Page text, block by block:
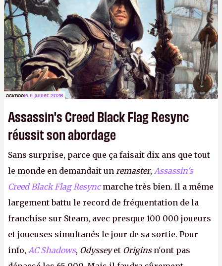
ackboole 11 juillet 2026
Assassin's Creed Black Flag Resync
réussit son abordage
Sans surprise, parce que ça faisait dix ans que tout
le monde en demandait un remaster, Assassin's
Creed Black Flag Resyncmarche très bien. Il a même
largement battu le record de fréquentation de la
franchise sur Steam, avec presque 100 000 joueurs
et joueuses simultanés le jour de sa sortie. Pour
info, AC Shadows, Odysseyet Originsn'ont pas